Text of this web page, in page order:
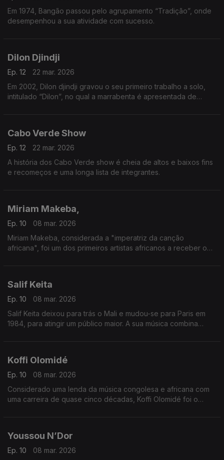
Em 1974, Bangão passou pelo agrupamento “Tradição”, onde
desempenhou a sua atividade com sucesso.
Dilon Djindji
Ep. 12
22 mar. 2026
Em 2002, Dilon djindji gravou o seu primeiro trabalho a solo,
intitulado “Dilon”, no qual a marrabenta é apresentada de
Cabo Verde Show
Ep. 12
22 mar. 2026
A história dos Cabo Verde show é cheia de altos e baixos fins
e recomeços e uma longa lista de integrantes.
Miriam Makeba,
Ep. 10
08 mar. 2026
Miriam Makeba, considerada a "imperatriz da canção
africana", foi um dos primeiros artistas africanos a receber o
Salif Keita
Ep. 10
08 mar. 2026
Salif Keita deixou para trás o Mali e mudou-se para Paris em
1984, para atingir um público maior. A sua música combina
Koffi Olomidé
Ep. 10
08 mar. 2026
Considerado uma lenda da música congolesa e africana com
uma carreira de quase cinco décadas, Koffi Olomidé foi o
Youssou N’Dor
Ep. 10
08 mar. 2026